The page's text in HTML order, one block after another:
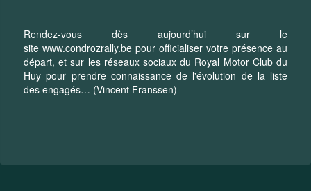
Rendez-vous dès aujourd’hui sur le
site www.condrozrally.be pour officialiser votre présence au
départ, et sur les réseaux sociaux du Royal Motor Club du
Huy pour prendre connaissance de l'évolution de la liste
des engagés… (Vincent Franssen)